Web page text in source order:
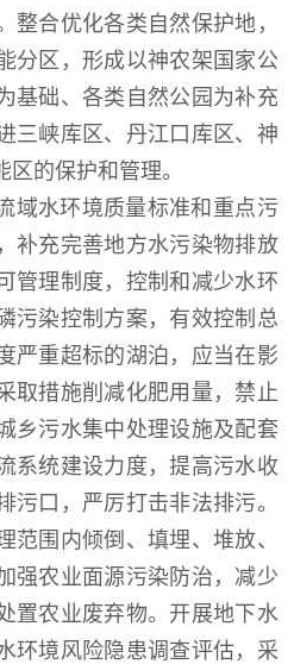
整合优化各类自然保护地，
分区，形成以神农架国家公
基础、各类自然公园为补充
三峡库区、丹江口库区、神
的保护和管理。
域水环境质量标准和重点污
补充完善地方水污染物排放
管理制度，控制和减少水环
污染控制方案，有效控制总
严重超标的湖泊，应当在影
取措施削减化肥用量，禁止
乡污水集中处理设施及配套
系统建设力度，提高污水收
污口，严厉打击非法排污。
范围内倾倒、填埋、堆放、
强农业面源污染防治，减少
置农业废弃物。开展地下水
环境风险隐患调查评估，采